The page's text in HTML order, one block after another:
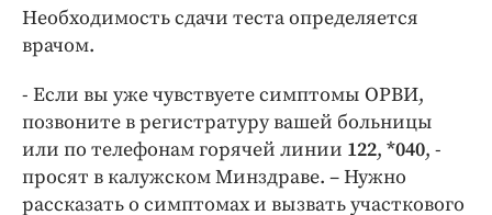
Необходимость сдачи теста определяется
врачом.
- Если вы уже чувствуете симптомы ОРВИ,
позвоните в регистратуру вашей больницы
или по телефонам горячей линии 122, *040, -
просят в калужском Минздраве. – Нужно
рассказать о симптомах и вызвать участкового